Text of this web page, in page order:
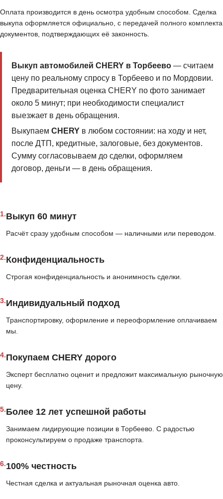
Оплата производится в день осмотра удобным способом. Сделка
выкупа оформляется официально, с передачей полного комплекта
документов, подтверждающих её законность.
Выкуп автомобилей CHERY в Торбеево— считаем
цену по реальному спросу в Торбеево и по Мордовии.
Предварительная оценка CHERY по фото занимает
около 5 минут; при необходимости специалист
выезжает в день обращения.
Выкупаем CHERYв любом состоянии: на ходу и нет,
после ДТП, кредитные, залоговые, без документов.
Сумму согласовываем до сделки, оформляем
договор, деньги — в день обращения.
1.Выкуп 60 минут
Расчёт сразу удобным способом — наличными или переводом.
2.Конфиденциальность
Строгая конфиденциальность и анонимность сделки.
3.Индивидуальный подход
Транспортировку, оформление и переоформление оплачиваем
мы.
4.Покупаем CHERY дорого
Эксперт бесплатно оценит и предложит максимальную рыночную
цену.
5.Более 12 лет успешной работы
Занимаем лидирующие позиции в Торбеево. С радостью
проконсультируем о продаже транспорта.
6.100% честность
Честная сделка и актуальная рыночная оценка авто.